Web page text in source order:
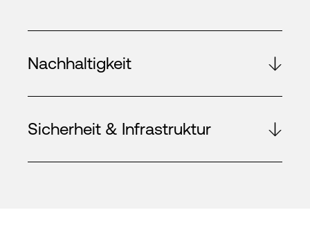
Nachhaltigkeit
Sicherheit & Infrastruktur